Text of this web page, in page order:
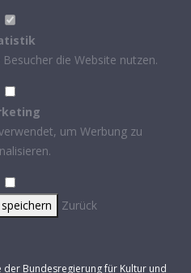
die Website nutzen.
um Werbung zu
Zurück
Bundesregierung für Kultur und